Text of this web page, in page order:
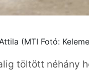
(MTI Fotó:
töltött néhány